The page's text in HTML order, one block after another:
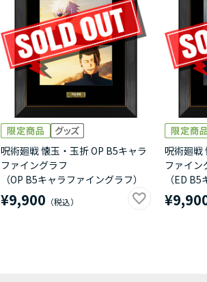
呪術廻戦 懐玉・玉折 OP B5キャラ
ファイングラフ
（OP B5キャラファイングラフ）
¥9,900
呪術廻戦
ファイン
（ED